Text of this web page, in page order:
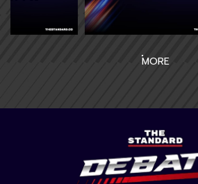
MORE
THE STANDARD DEBATE